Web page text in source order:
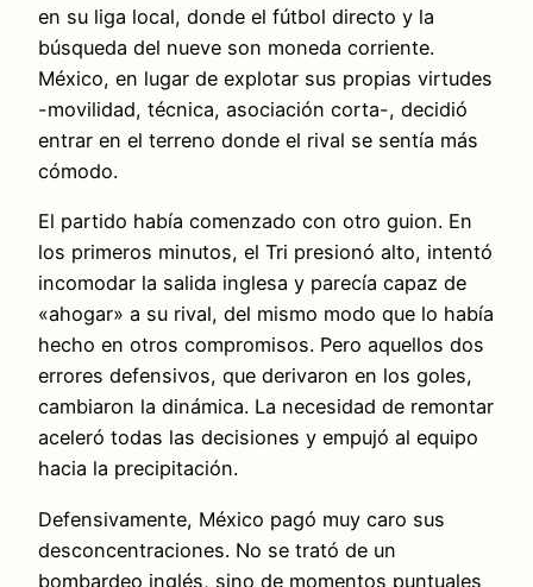
en su liga local, donde el fútbol directo y la
búsqueda del nueve son moneda corriente.
México, en lugar de explotar sus propias virtudes
-movilidad, técnica, asociación corta-, decidió
entrar en el terreno donde el rival se sentía más
cómodo.
El partido había comenzado con otro guion. En
los primeros minutos, el Tri presionó alto, intentó
incomodar la salida inglesa y parecía capaz de
«ahogar» a su rival, del mismo modo que lo había
hecho en otros compromisos. Pero aquellos dos
errores defensivos, que derivaron en los goles,
cambiaron la dinámica. La necesidad de remontar
aceleró todas las decisiones y empujó al equipo
hacia la precipitación.
Defensivamente, México pagó muy caro sus
desconcentraciones. No se trató de un
bombardeo inglés, sino de momentos puntuales